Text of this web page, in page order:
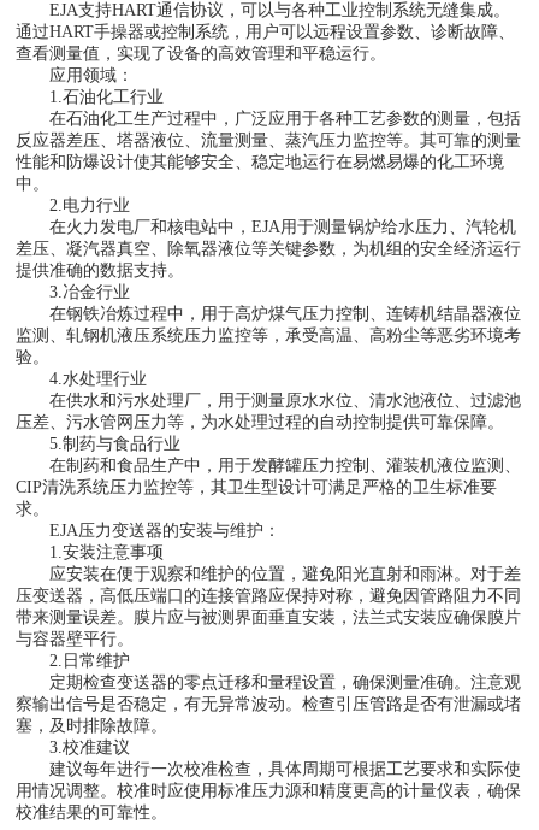
EJA支持HART通信协议，可以与各种工业控制系统无缝集成。
通过HART手操器或控制系统，用户可以远程设置参数、诊断故障、
查看测量值，实现了设备的高效管理和平稳运行。
应用领域：
1.石油化工行业
在石油化工生产过程中，广泛应用于各种工艺参数的测量，包括
反应器差压、塔器液位、流量测量、蒸汽压力监控等。其可靠的测量
性能和防爆设计使其能够安全、稳定地运行在易燃易爆的化工环境
中。
2.电力行业
在火力发电厂和核电站中，EJA用于测量锅炉给水压力、汽轮机
差压、凝汽器真空、除氧器液位等关键参数，为机组的安全经济运行
提供准确的数据支持。
3.冶金行业
在钢铁冶炼过程中，用于高炉煤气压力控制、连铸机结晶器液位
监测、轧钢机液压系统压力监控等，承受高温、高粉尘等恶劣环境考
验。
4.水处理行业
在供水和污水处理厂，用于测量原水水位、清水池液位、过滤池
压差、污水管网压力等，为水处理过程的自动控制提供可靠保障。
5.制药与食品行业
在制药和食品生产中，用于发酵罐压力控制、灌装机液位监测、
CIP清洗系统压力监控等，其卫生型设计可满足严格的卫生标准要
求。
EJA压力变送器的安装与维护：
1.安装注意事项
应安装在便于观察和维护的位置，避免阳光直射和雨淋。对于差
压变送器，高低压端口的连接管路应保持对称，避免因管路阻力不同
带来测量误差。膜片应与被测界面垂直安装，法兰式安装应确保膜片
与容器壁平行。
2.日常维护
定期检查变送器的零点迁移和量程设置，确保测量准确。注意观
察输出信号是否稳定，有无异常波动。检查引压管路是否有泄漏或堵
塞，及时排除故障。
3.校准建议
建议每年进行一次校准检查，具体周期可根据工艺要求和实际使
用情况调整。校准时应使用标准压力源和精度更高的计量仪表，确保
校准结果的可靠性。